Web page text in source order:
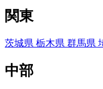
関東
茨城県 栃木県 群馬県
中部